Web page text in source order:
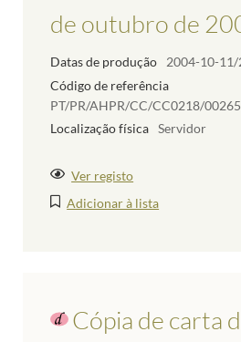
de outubro de
Datas de produção
2004-10-
Código de referência
PT/PR/AHPR/CC/CC0218/
Localização física Servidor
Ver registo
Adicionar à lista
Cópia de carta